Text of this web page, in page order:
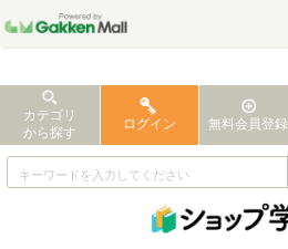
カテゴリ
から探す
ログイン 無料会員登録